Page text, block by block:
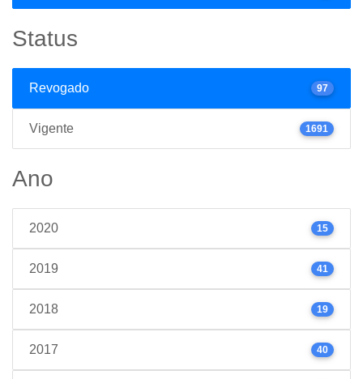
Status
Revogado 97
Vigente 1691
Ano
2020 15
2019 41
2018 19
2017 40